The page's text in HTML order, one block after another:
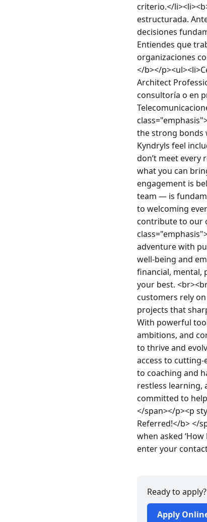
criterio.</
estructurada.
decisiones
Entiendes que
organizaciones
</b></
Architect
consultoría o en
the strong bonds
Kyndryls feel
don’t meet every
what you can
engagement is
team — is
to welcoming
contribute to our
adventure with
well-being and
financial, mental,
your best.
customers rely
projects that
With powerful
ambitions, and
to thrive and
access to
to coaching and
restless learning,
committed to
</span></p><p
Referred!</b> </
when asked
enter your
Ready to apply?
Apply